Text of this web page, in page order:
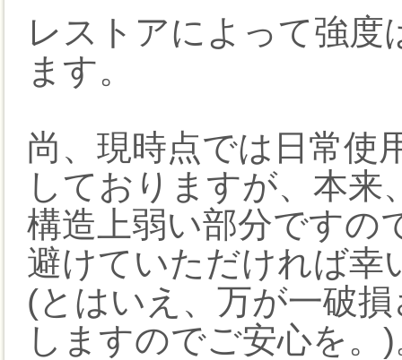
レストアによって強
ます。
尚、現時点では日常使
しておりますが、本来
構造上弱い部分ですの
避けていただければ幸
(とはいえ、万が一破
しますのでご安心を。